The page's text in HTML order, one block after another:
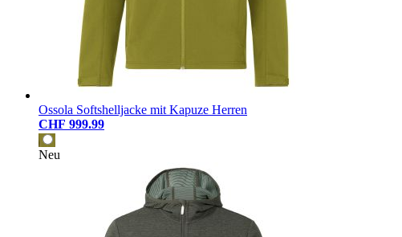
Ossola Softshelljacke mit Kapuze Herren
CHF 999.99
Neu